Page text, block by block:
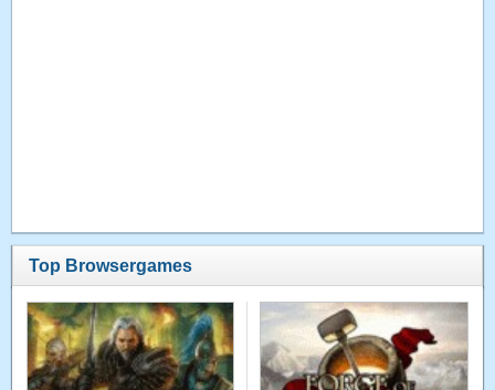
Top Browsergames